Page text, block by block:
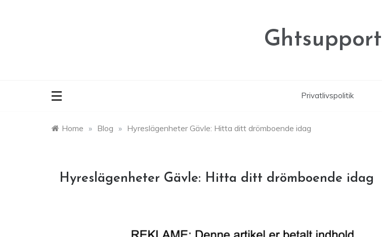
Privatlivspolitik
Home » Blog » Hyreslägenheter Gävle: Hitta ditt drömboende idag
Hyreslägenheter Gävle: Hitta ditt drömboende idag